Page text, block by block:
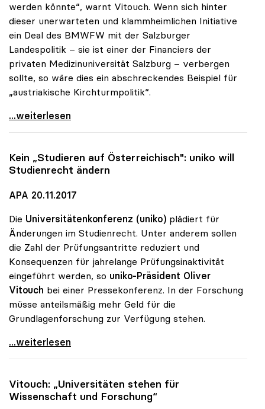
werden könnte“, warnt Vitouch. Wenn sich hinter
dieser unerwarteten und klammheimlichen Initiative
ein Deal des BMWFW mit der Salzburger
Landespolitik – sie ist einer der Financiers der
privaten Medizinuniversität Salzburg – verbergen
sollte, so wäre dies ein abschreckendes Beispiel für
„austriakische Kirchturmpolitik“.
uniko sieht in Zukauf von Medizinstudienplätzen
...weiterlesen
Kein „Studieren auf Österreichisch": uniko will
Studienrecht ändern
APA 20.11.2017
Die Universitätenkonferenz (uniko) plädiert für
Änderungen im Studienrecht. Unter anderem sollen
die Zahl der Prüfungsantritte reduziert und
Konsequenzen für jahrelange Prüfungsinaktivität
eingeführt werden, so uniko-Präsident Oliver
Vitouch bei einer Pressekonferenz. In der Forschung
müsse anteilsmäßig mehr Geld für die
Grundlagenforschung zur Verfügung stehen.
Kein „Studieren auf Österreichisch\": uniko will
...weiterlesen
Vitouch: „Universitäten stehen für
Wissenschaft und Forschung“